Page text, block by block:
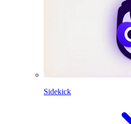
Sidekick